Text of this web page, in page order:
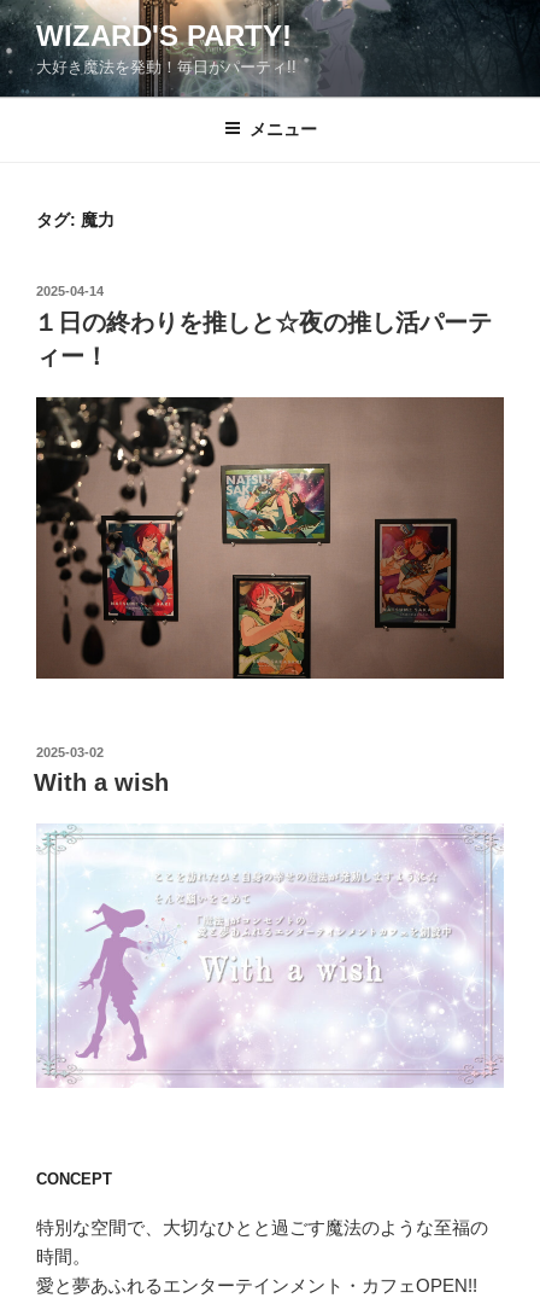
コ
ン
テ
ン
WIZARD'S PARTY!
大好き魔法を発動！毎日がパーティ!!
メニュー
タグ: 魔力
投
稿
日:
2025-04-14
１日の終わりを推しと☆夜の推し活パーテ
ィー！
投
稿
日:
2025-03-02
With a wish
CONCEPT
特別な空間で、大切なひとと過ごす魔法のような至福の
時間。
愛と夢あふれるエンターテインメント・カフェOPEN!!